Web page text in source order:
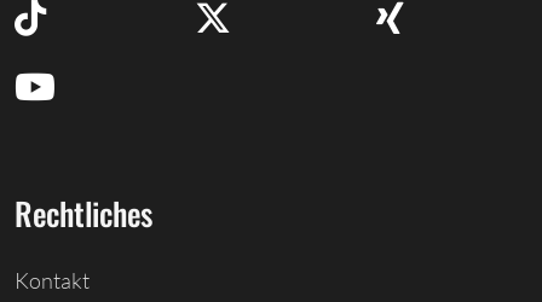
Rechtliches
Kontakt